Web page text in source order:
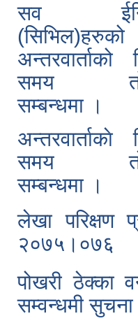
सव
(सिभिल)हरुको
समय
सम्बन्धमा ।
समय
सम्बन्धमा ।
लेखा परिक्षण
२०७५।०७६
पोखरी ठेक्का
सम्वन्धमी सुचना